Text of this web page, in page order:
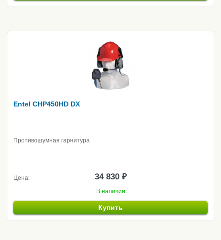
Entel CHP450HD DX
Противошумная гарнитура
Цена: 34 830 ₽
В наличии
Купить